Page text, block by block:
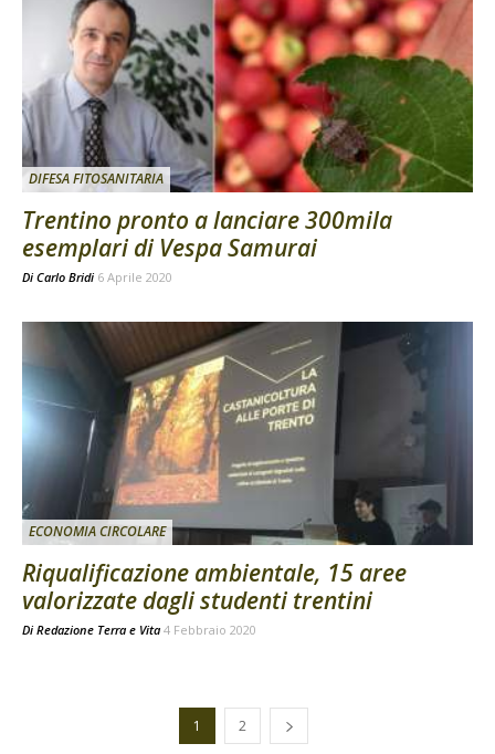
DIFESA FITOSANITARIA
Trentino pronto a lanciare 300mila
esemplari di Vespa Samurai
Di Carlo Bridi 6 Aprile 2020
ECONOMIA CIRCOLARE
Riqualificazione ambientale, 15 aree
valorizzate dagli studenti trentini
Di Redazione Terra e Vita 4 Febbraio 2020
1 2